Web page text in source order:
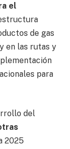
el
de gas
en las rutas y
para
del
2025